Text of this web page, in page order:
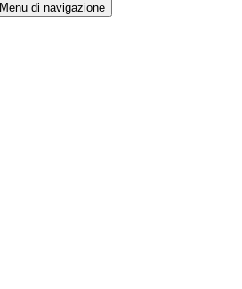
Menu di navigazione